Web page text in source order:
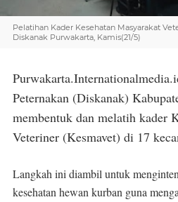
Pelatihan Kader Kesehatan Masyarakat
Diskanak Purwakarta, Kamis(21/5)
Peternakan (Diskanak)
membentuk dan melatih kader
Veteriner (Kesmavet) di 17
Langkah ini diambil untuk
kesehatan hewan kurban guna